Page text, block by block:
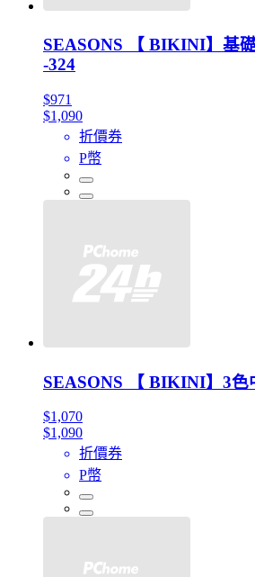
SEASONS 【 BIKINI】基
-324
$971
$1,090
折價券
P幣
SEASONS 【 BIKINI】3色
$1,070
$1,090
折價券
P幣